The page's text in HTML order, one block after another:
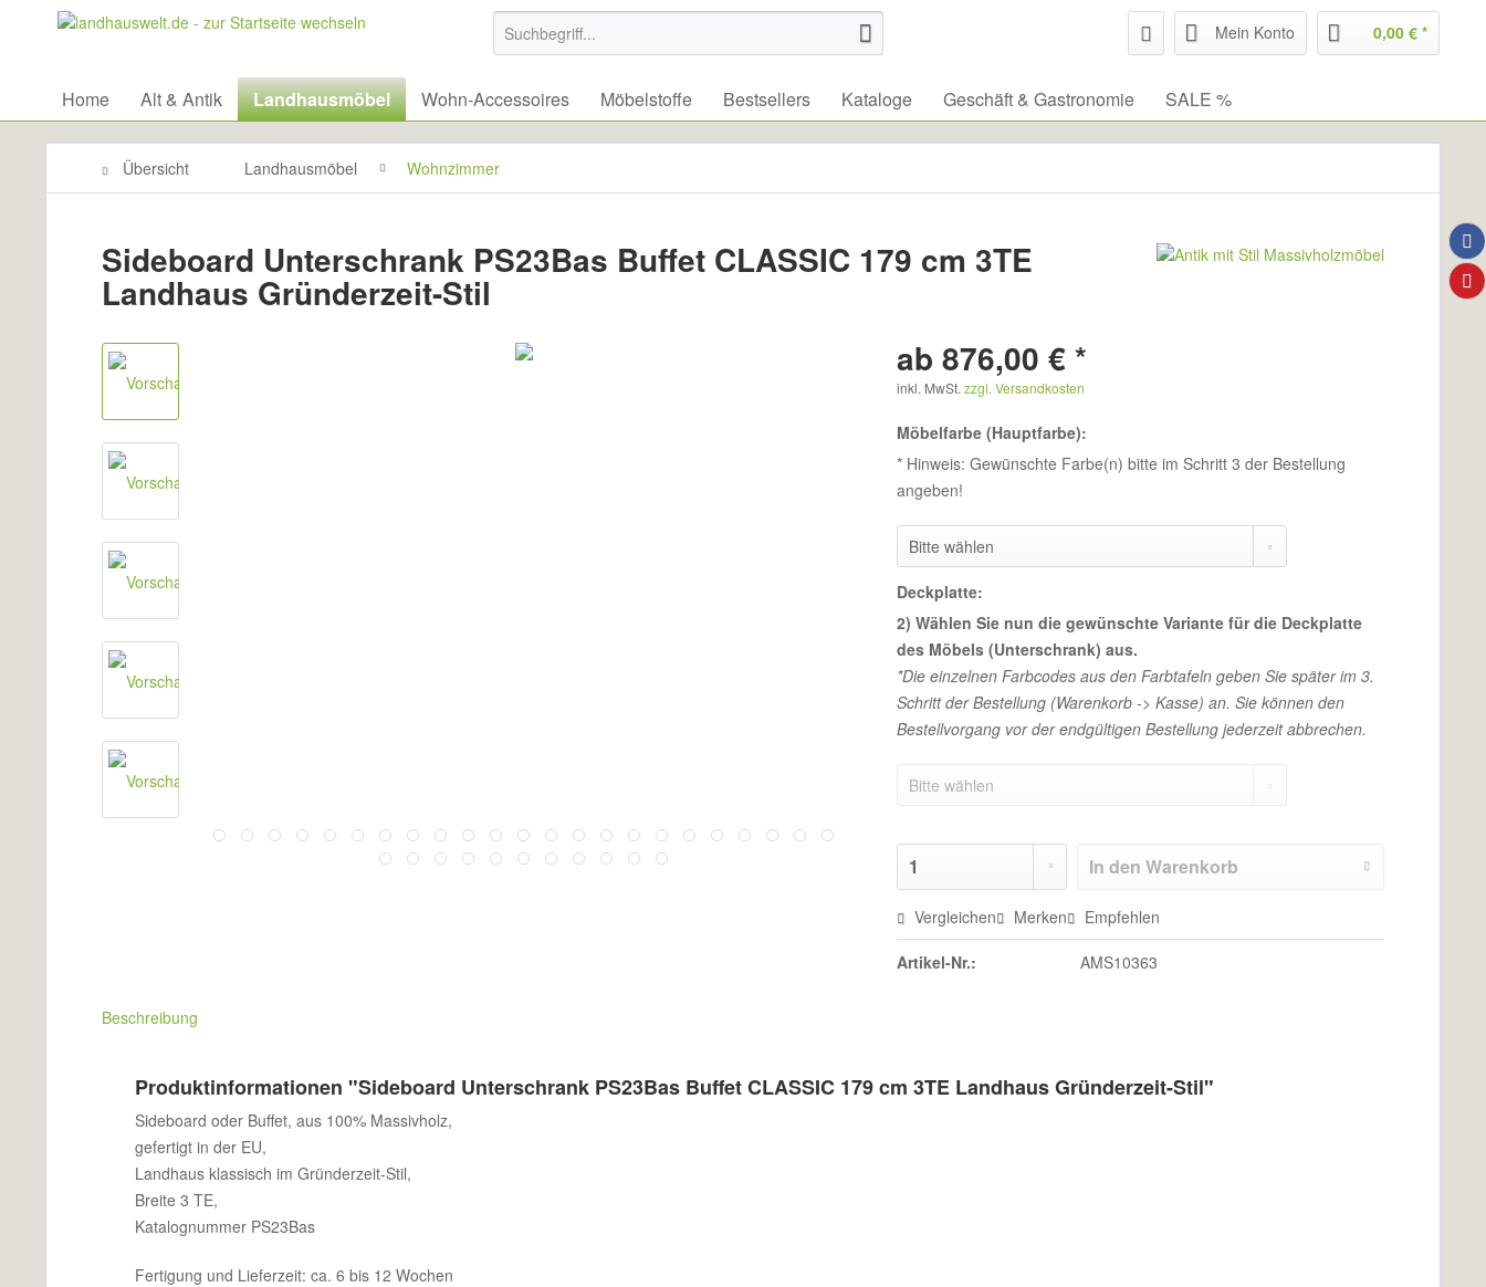
Mein Konto 0,00 € *
Home Alt & Antik Landhausmöbel Wohn-Accessoires Möbelstoffe Bestsellers Kataloge Geschäft & Gastronomie SALE %
Übersicht Landhausmöbel Wohnzimmer
Sideboard Unterschrank PS23Bas Buffet CLASSIC 179 cm 3TE
Landhaus Gründerzeit-Stil
ab 876,00 € *
inkl. MwSt.zzgl. Versandkosten
Möbelfarbe (Hauptfarbe):
* Hinweis: Gewünschte Farbe(n) bitte im Schritt 3 der Bestellung
angeben!
Deckplatte:
2) Wählen Sie nun die gewünschte Variante für die Deckplatte
des Möbels (Unterschrank) aus.
*Die einzelnen Farbcodes aus den Farbtafeln geben Sie später im 3.
Schritt der Bestellung (Warenkorb -> Kasse) an. Sie können den
Bestellvorgang vor der endgültigen Bestellung jederzeit abbrechen.
In den Warenkorb
Vergleichen Merken Empfehlen
Artikel-Nr.: AMS10363
Beschreibung
Produktinformationen "Sideboard Unterschrank PS23Bas Buffet CLASSIC 179 cm 3TE Landhaus Gründerzeit-Stil"
Sideboard oder Buffet, aus 100% Massivholz,
gefertigt in der EU,
Landhaus klassisch im Gründerzeit-Stil,
Breite 3 TE,
Katalognummer PS23Bas
Fertigung und Lieferzeit: ca. 6 bis 12 Wochen